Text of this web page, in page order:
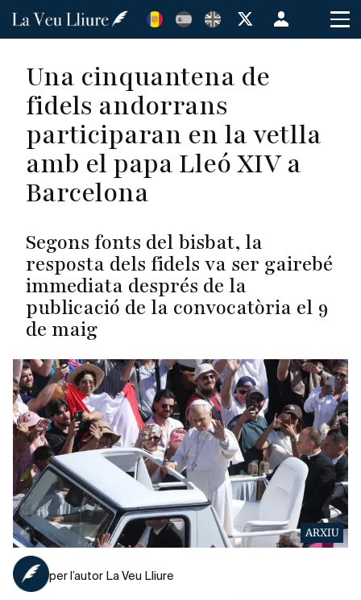
Vés
Menú
de
Una cinquantena de
fidels andorrans
participaran en la vetlla
amb el papa Lleó XIV a
Barcelona
Segons fonts del bisbat, la
resposta dels fidels va ser gairebé
immediata després de la
publicació de la convocatòria el 9
de maig
ARXIU
per l’autor La Veu Lliure